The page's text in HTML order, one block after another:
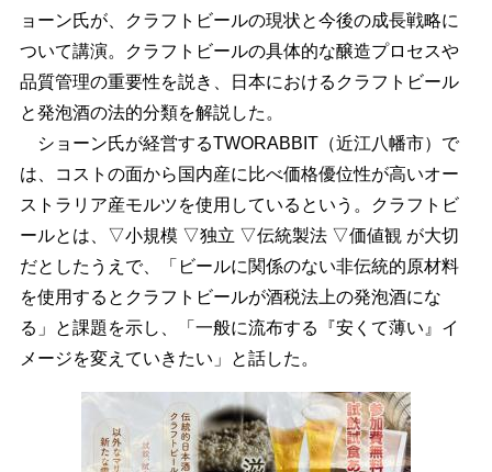
ョーン氏が、クラフトビールの現状と今後の成長戦略に
ついて講演。クラフトビールの具体的な醸造プロセスや
品質管理の重要性を説き、日本におけるクラフトビール
と発泡酒の法的分類を解説した。
ショーン氏が経営するTWORABBIT（近江八幡市）で
は、コストの面から国内産に比べ価格優位性が高いオー
ストラリア産モルツを使用しているという。クラフトビ
ールとは、▽小規模 ▽独立 ▽伝統製法 ▽価値観 が大切
だとしたうえで、「ビールに関係のない非伝統的原材料
を使用するとクラフトビールが酒税法上の発泡酒にな
る」と課題を示し、「一般に流布する『安くて薄い』イ
メージを変えていきたい」と話した。